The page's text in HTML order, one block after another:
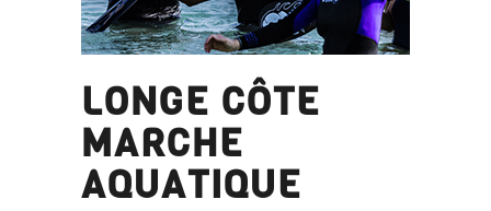
LONGE CÔTE
MARCHE
AQUATIQUE